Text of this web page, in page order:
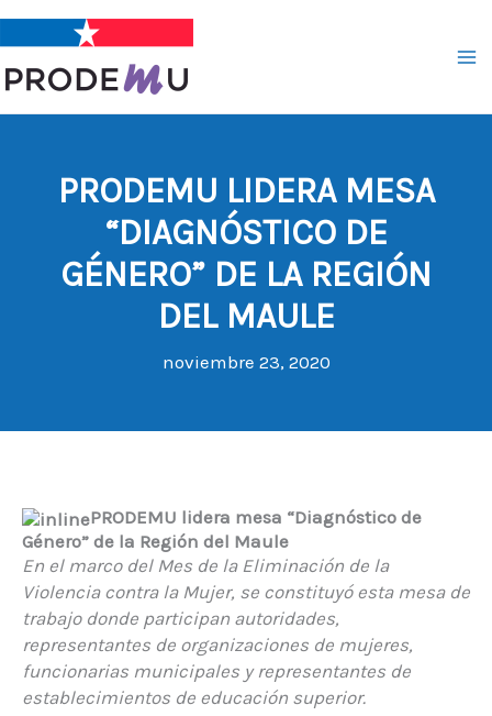
contenido
PRODEMU LIDERA MESA
“DIAGNÓSTICO DE
GÉNERO” DE LA REGIÓN
DEL MAULE
noviembre 23, 2020
PRODEMU lidera mesa “Diagnóstico de
Género” de la Región del Maule
En el marco del Mes de la Eliminación de la
Violencia contra la Mujer, se constituyó esta mesa de
trabajo donde participan autoridades,
representantes de organizaciones de mujeres,
funcionarias municipales y representantes de
establecimientos de educación superior.